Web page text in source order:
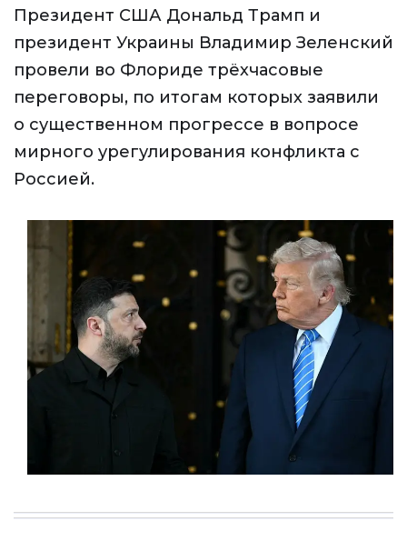
Президент США Дональд Трамп и
президент Украины Владимир Зеленский
провели во Флориде трёхчасовые
переговоры, по итогам которых заявили
о существенном прогрессе в вопросе
мирного урегулирования конфликта с
Россией.